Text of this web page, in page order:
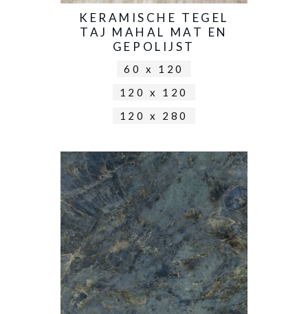
KERAMISCHE TEGEL
TAJ MAHAL MAT EN
GEPOLIJST
60 x 120
120 x 120
120 x 280